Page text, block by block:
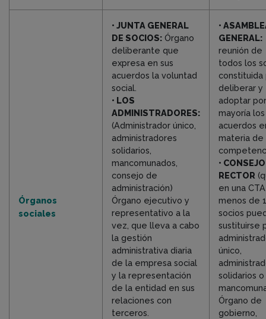
Órganos
sociales
• JUNTA GENERAL
DE SOCIOS: Órgano
deliberante que
expresa en sus
acuerdos la voluntad
social.
• LOS
ADMINISTRADORES:
(Administrador único,
administradores
solidarios,
mancomunados,
consejo de
administración)
Órgano ejecutivo y
representativo a la
vez, que lleva a cabo
la gestión
administrativa diaria
de la empresa social
y la representación
de la entidad en sus
relaciones con
terceros.
•
GENERAL:
reunión de
todos los
constituida
deliberar y
adoptar por
mayoría los
acuerdos
materia de
• CONSEJO
RECTOR
en una
menos de
socios
sustituirse
único,
solidarios o
Órgano de
gobierno,